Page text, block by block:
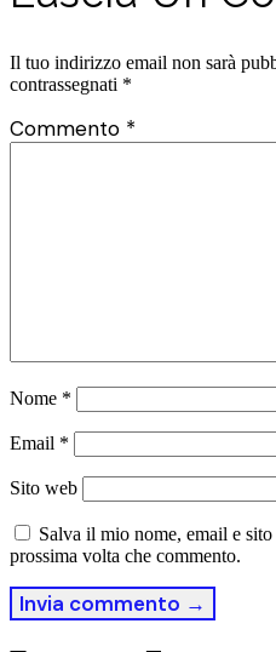
Il tuo indirizzo email non sarà
contrassegnati *
Commento *
Nome *
Email *
Sito web
Salva il mio nome, email e
prossima volta che commento.